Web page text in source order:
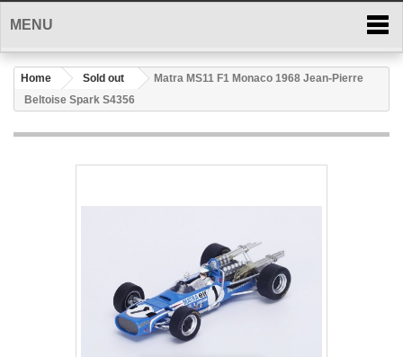
MENU
Home Sold out
Matra MS11 F1 Monaco 1968 Jean-Pierre
Beltoise Spark S4356